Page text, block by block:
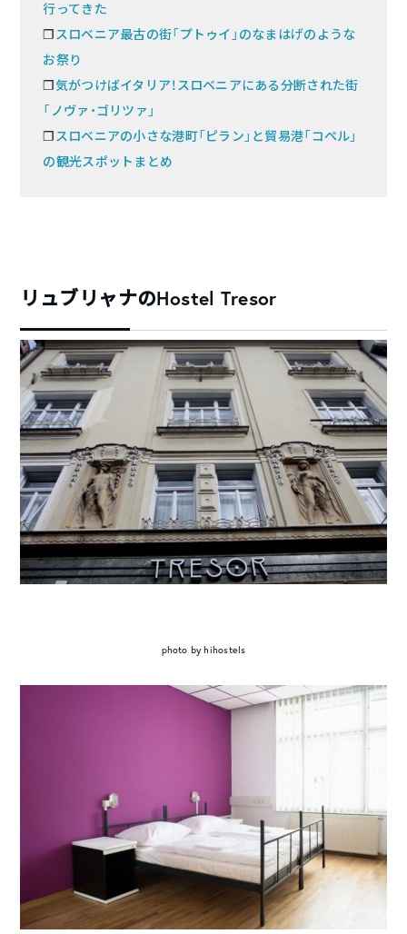
行ってきた
❐スロベニア最古の街「プトゥイ」のなまはげのような
お祭り
❐気がつけばイタリア！スロベニアにある分断された街
「ノヴァ・ゴリツァ」
❐スロベニアの小さな港町「ピラン」と貿易港「コペル」
の観光スポットまとめ
リュブリャナのHostel Tresor
photo by hihostels